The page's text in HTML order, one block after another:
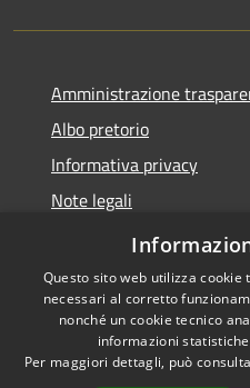
Amministrazione
Albo pretorio
Informativa privacy
Note legali
Dichiarazione di
Accessibilità
Questo sito web utilizza
necessari al corretto
nonché un cookie tecnico
informazioni
Per maggiori dettagli, può